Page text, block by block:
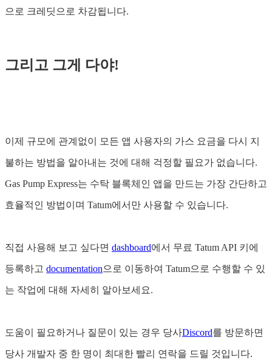
으로 크레딧으로 차감됩니다.
그리고 그게 다야!
이제 규모에 관계없이 모든 앱 사용자의 가스 요금을 다시 지
불하는 방법을 알아내는 것에 대해 걱정할 필요가 없습니다.
Gas Pump Express는 수탁 블록체인 앱을 만드는 가장 간단하고
효율적인 방법이며 Tatum에서만 사용할 수 있습니다.
직접 사용해 보고 싶다면 dashboard에서 무료 Tatum API 키에
등록하고 documentation으로 이동하여 Tatum으로 수행할 수 있
는 작업에 대해 자세히 알아보세요.
도움이 필요하거나 질문이 있는 경우 당사Discord를 방문하면
당사 개발자 중 한 명이 최대한 빨리 연락을 드릴 것입니다.